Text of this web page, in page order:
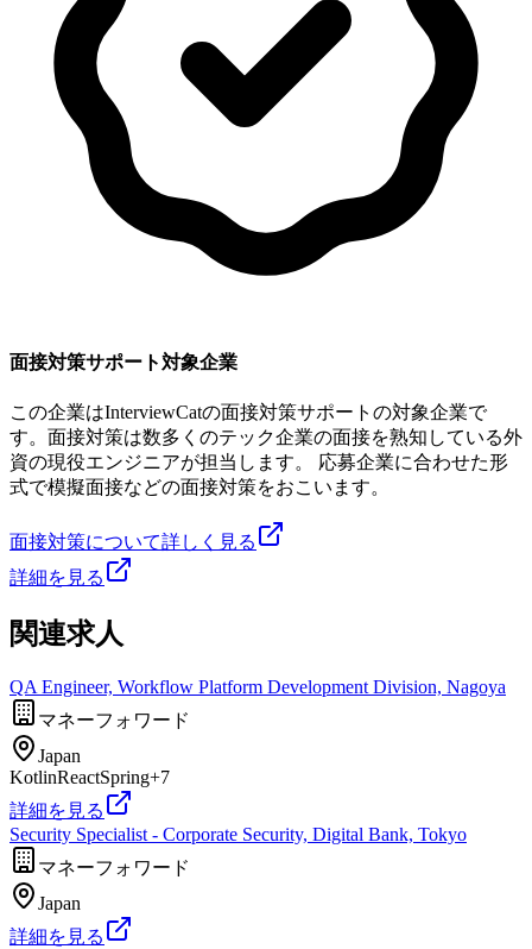
面接対策サポート対象企業
この企業はInterviewCatの面接対策サポートの対象企業で
す。面接対策は数多くのテック企業の面接を熟知している外
資の現役エンジニアが担当します。 応募企業に合わせた形
式で模擬面接などの面接対策をおこいます。
面接対策について詳しく見る
詳細を見る
関連求人
QA Engineer, Workflow Platform Development Division, Nagoya
マネーフォワード
Japan
KotlinReactSpring+7
詳細を見る
Security Specialist - Corporate Security, Digital Bank, Tokyo
マネーフォワード
Japan
詳細を見る